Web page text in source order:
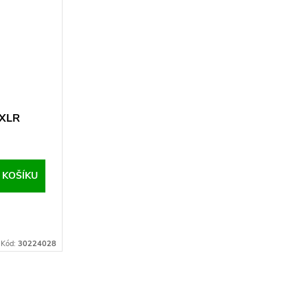
Kód: 30224028